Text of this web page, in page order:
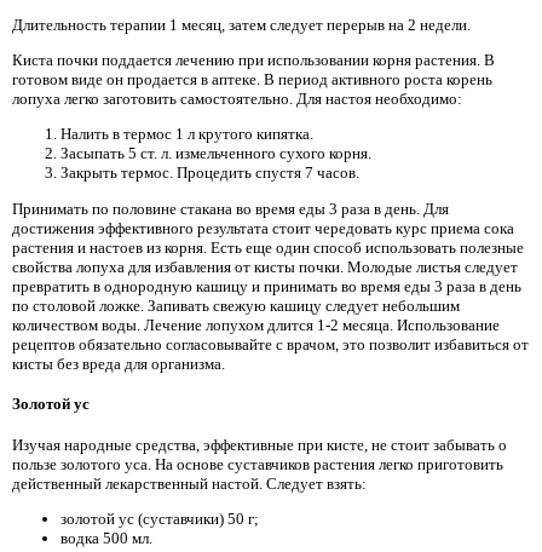
Длительность терапии 1 месяц, затем следует перерыв на 2 недели.
Киста почки поддается лечению при использовании корня растения. В
готовом виде он продается в аптеке. В период активного роста корень
лопуха легко заготовить самостоятельно. Для настоя необходимо:
Налить в термос 1 л крутого кипятка.
Засыпать 5 ст. л. измельченного сухого корня.
Закрыть термос. Процедить спустя 7 часов.
Принимать по половине стакана во время еды 3 раза в день. Для
достижения эффективного результата стоит чередовать курс приема сока
растения и настоев из корня. Есть еще один способ использовать полезные
свойства лопуха для избавления от кисты почки. Молодые листья следует
превратить в однородную кашицу и принимать во время еды 3 раза в день
по столовой ложке. Запивать свежую кашицу следует небольшим
количеством воды. Лечение лопухом длится 1-2 месяца. Использование
рецептов обязательно согласовывайте с врачом, это позволит избавиться от
кисты без вреда для организма.
Золотой ус
Изучая народные средства, эффективные при кисте, не стоит забывать о
пользе золотого уса. На основе суставчиков растения легко приготовить
действенный лекарственный настой. Следует взять:
золотой ус (суставчики) 50 г;
водка 500 мл.